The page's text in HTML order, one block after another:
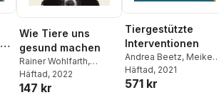
Wie Tiere uns
gesund machen
Rainer Wohlfarth,
Bettina Mutschler
Häftad, 2022
147 kr
Tiergestützte
Interventionen
Andrea Beetz, Meike
Riedel, Rainer
Häftad, 2021
571 kr